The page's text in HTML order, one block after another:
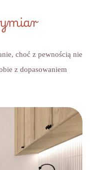
choć z pewnością nie
z dopasowaniem